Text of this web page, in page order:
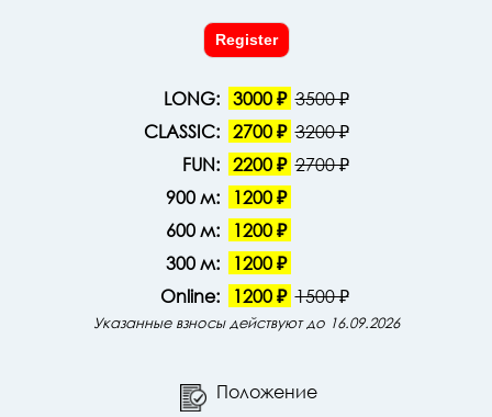
Register
LONG: 3000 ₽ 3500 ₽
CLASSIC: 2700 ₽ 3200 ₽
FUN: 2200 ₽ 2700 ₽
900 м:
1200 ₽
600 м:
1200 ₽
300 м:
1200 ₽
Online:
1200 ₽ 1500 ₽
Указанные взносы действуют до 16.09.2026
Положение